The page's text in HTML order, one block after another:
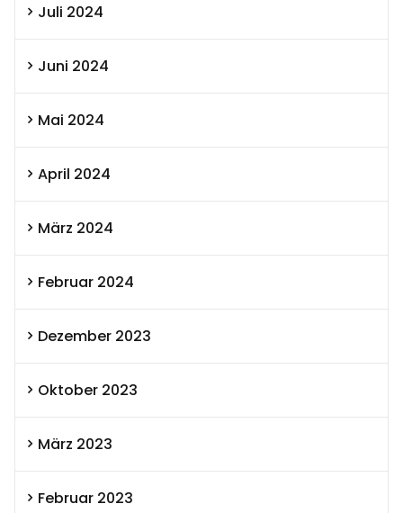
Juli 2024
Juni 2024
Mai 2024
April 2024
März 2024
Februar 2024
Dezember 2023
Oktober 2023
März 2023
Februar 2023